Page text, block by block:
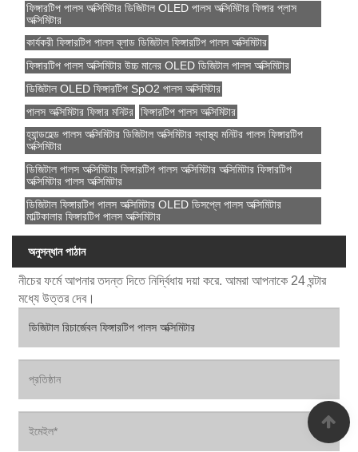
ফিঙ্গারটিপ পালস অক্সিমিটার ডিজিটাল OLED পালস অক্সিমিটার ফিঙ্গার প্লাস
অক্সিমিটার
কার্যকরী ফিঙ্গারটিপ পালস ব্লাড ডিজিটাল ফিঙ্গারটিপ পালস অক্সিমিটার
ফিঙ্গারটিপ পালস অক্সিমিটার উচ্চ মানের OLED ডিজিটাল পালস অক্সিমিটার
ডিজিটাল OLED ফিঙ্গারটিপ SpO2 পালস অক্সিমিটার
পালস অক্সিমিটার ফিঙ্গার মনিটর ফিঙ্গারটিপ পালস অক্সিমিটার
হ্যান্ডহেল্ড পালস অক্সিমিটার ডিজিটাল অক্সিমিটার স্বাস্থ্য মনিটর পালস ফিঙ্গারটিপ
অক্সিমিটার
ডিজিটাল পালস অক্সিমিটার ফিঙ্গারটিপ পালস অক্সিমিটার অক্সিমিটার ফিঙ্গারটিপ
অক্সিমিটার পালস অক্সিমিটার
ডিজিটাল ফিঙ্গারটিপ পালস অক্সিমিটার OLED ডিসপ্লে পালস অক্সিমিটার
মাল্টিকালার ফিঙ্গারটিপ পালস অক্সিমিটার
অনুসন্ধান পাঠান
নীচের ফর্মে আপনার তদন্ত দিতে নির্দ্বিধায় দয়া করে. আমরা আপনাকে 24 ঘন্টার
মধ্যে উত্তর দেব।